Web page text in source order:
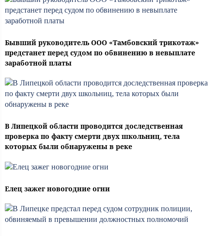
Бывший руководитель ООО «Тамбовский трикотаж»
предстанет перед судом по обвинению в невыплате
заработной платы
В Липецкой области проводится доследственная
проверка по факту смерти двух школьниц, тела
которых были обнаружены в реке
Елец зажег новогодние огни